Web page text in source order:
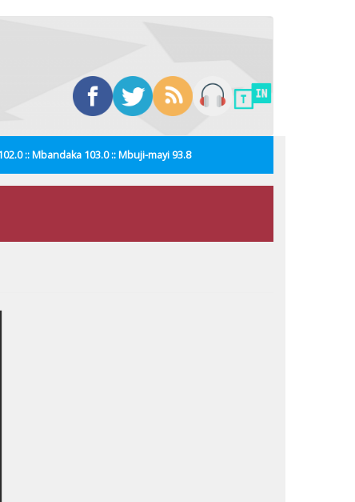
:: Mbandaka 103.0 :: Mbuji-mayi 93.8